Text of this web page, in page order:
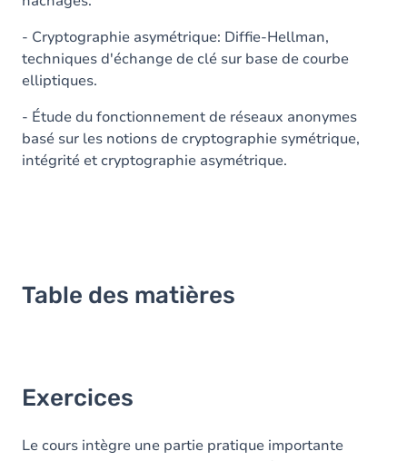
- Cryptographie asymétrique: Diffie-Hellman,
techniques d'échange de clé sur base de courbe
elliptiques.
- Étude du fonctionnement de réseaux anonymes
basé sur les notions de cryptographie symétrique,
intégrité et cryptographie asymétrique.
Table des matières
Exercices
Le cours intègre une partie pratique importante